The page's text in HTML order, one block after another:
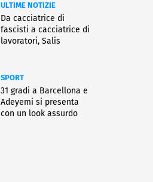
ULTIME NOTIZIE
Da cacciatrice di
fascisti a cacciatrice di
lavoratori, Salis
SPORT
31 gradi a Barcellona e
Adeyemi si presenta
con un look assurdo